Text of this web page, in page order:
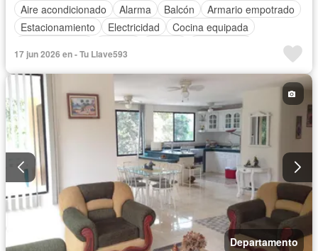
Aire acondicionado
Alarma Balcón
Armario empotrado
Estacionamiento
Electricidad
Cocina equipada
Vista panorámica
Agua
Conserje
Acceso para personas con discapacidad
Jardín
Garita de guardianía
Ascensor Sauna Piscina
Wifi
Seguridad
17 jun 2026 en - Tu Llave593
Departamento